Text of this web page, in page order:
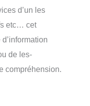
d’un les
etc… cet
de les-
compréhension.